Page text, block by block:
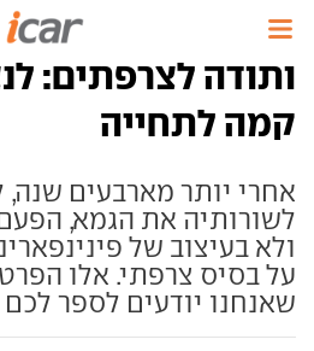
ותודה לצרפתים:
קמה לתחייה
אחרי יותר מארבעים שנה,
לשורותיה את הגמא,
ולא בעיצוב של
על בסיס צרפתי. אלו
שאנחנו יודעים לספר